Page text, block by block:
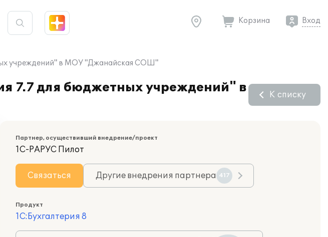
Корзина Вход
учреждений" в МОУ "Джанайская СОШ"
7.7 для бюджетных учреждений" в
К списку
Партнер, осуществивший внедрение/проект
1С-РАРУС Пилот
Связаться Другие внедрения партнера 417
Продукт
1С:Бухгалтерия 8